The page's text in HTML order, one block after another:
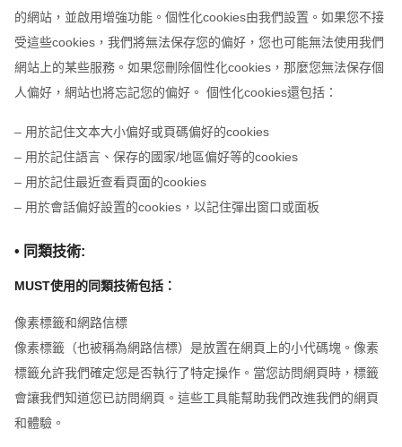
的網站，並啟用增強功能。個性化cookies由我們設置。如果您不接
受這些cookies，我們將無法保存您的偏好，您也可能無法使用我們
網站上的某些服務。如果您刪除個性化cookies，那麼您無法保存個
人偏好，網站也將忘記您的偏好。 個性化cookies還包括：
– 用於記住文本大小偏好或頁碼偏好的cookies
– 用於記住語言、保存的國家/地區偏好等的cookies
– 用於記住最近查看頁面的cookies
– 用於會話偏好設置的cookies，以記住彈出窗口或面板
• 同類技術:
MUST使用的同類技術包括：
像素標籤和網路信標
像素標籤（也被稱為網路信標）是放置在網頁上的小代碼塊。像素
標籤允許我們確定您是否執行了特定操作。當您訪問網頁時，標籤
會讓我們知道您已訪問網頁。這些工具能幫助我們改進我們的網頁
和體驗。